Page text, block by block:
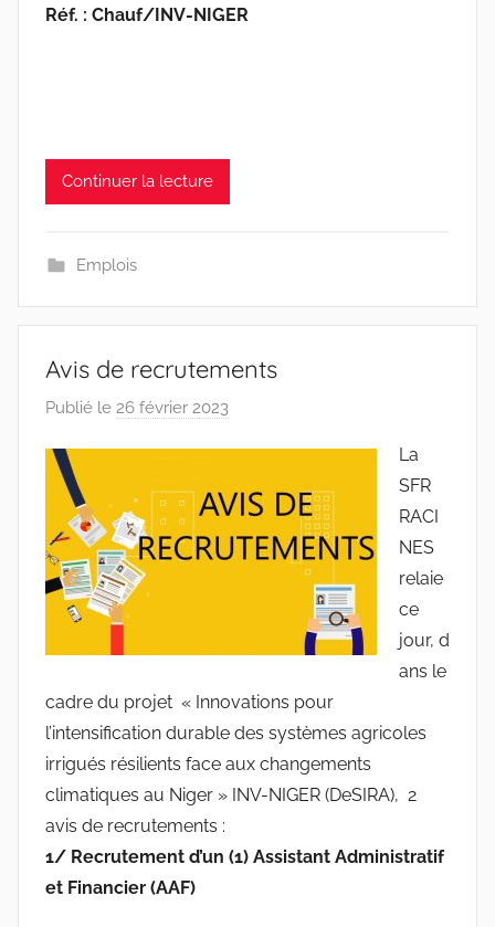
Réf. : Chauf/INV-NIGER
Continuer la lecture
Emplois
Avis de recrutements
Publié le 26 février 2023
r
a
c
-
La
SFR
RACI
NES
relaie
ce
jour, d
ans le
cadre du projet « Innovations pour
l’intensification durable des systèmes agricoles
irrigués résilients face aux changements
climatiques au Niger » INV-NIGER (DeSIRA), 2
avis de recrutements :
1/ Recrutement d’un (1) Assistant Administratif
et Financier (AAF)